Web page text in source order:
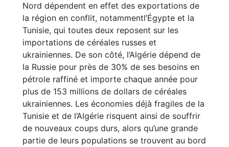
Nord dépendent en effet des exportations de
la région en conflit, notammentl’Égypte et la
Tunisie, qui toutes deux reposent sur les
importations de céréales russes et
ukrainiennes. De son côté, l’Algérie dépend de
la Russie pour près de 30% de ses besoins en
pétrole raffiné et importe chaque année pour
plus de 153 millions de dollars de céréales
ukrainiennes. Les économies déjà fragiles de la
Tunisie et de l’Algérie risquent ainsi de souffrir
de nouveaux coups durs, alors qu’une grande
partie de leurs populations se trouvent au bord